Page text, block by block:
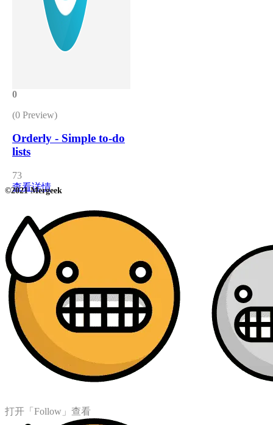
0
(0 Preview)
Orderly - Simple to-do
lists
73
查看详情
©2021 Mergeek
打开「Follow」查看